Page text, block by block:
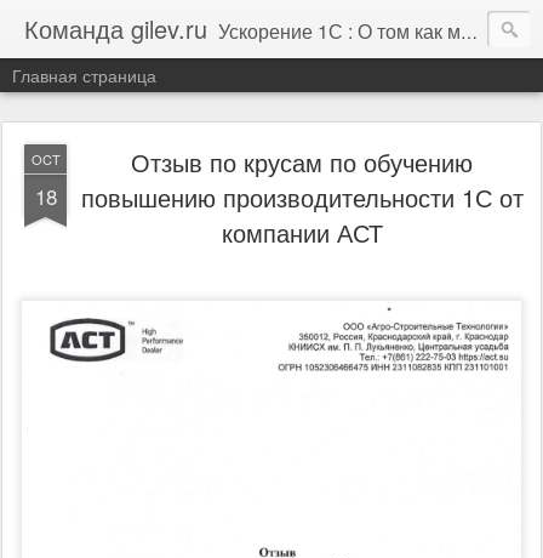
Команда gilev.ru Ускорение 1С : О том как мы это делаем. И не только про это.
Главная страница
OCT
18
Отзыв по крусам по обучению
повышению производительности 1С от
компании АСТ